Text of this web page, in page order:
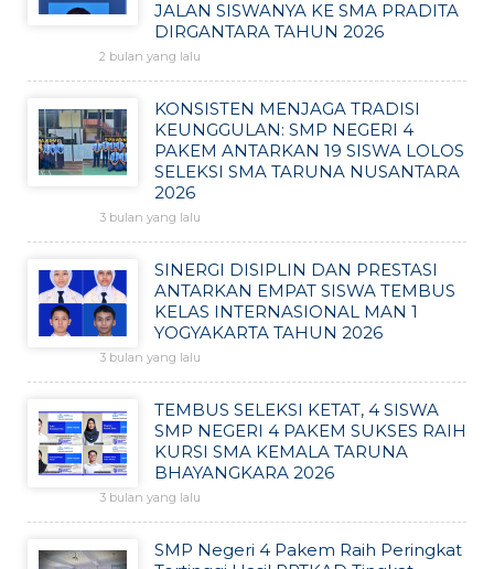
JALAN SISWANYA KE SMA PRADITA
DIRGANTARA TAHUN 2026
2 bulan yang lalu
KONSISTEN MENJAGA TRADISI
KEUNGGULAN: SMP NEGERI 4
PAKEM ANTARKAN 19 SISWA LOLOS
SELEKSI SMA TARUNA NUSANTARA
2026
3 bulan yang lalu
SINERGI DISIPLIN DAN PRESTASI
ANTARKAN EMPAT SISWA TEMBUS
KELAS INTERNASIONAL MAN 1
YOGYAKARTA TAHUN 2026
3 bulan yang lalu
TEMBUS SELEKSI KETAT, 4 SISWA
SMP NEGERI 4 PAKEM SUKSES RAIH
KURSI SMA KEMALA TARUNA
BHAYANGKARA 2026
3 bulan yang lalu
SMP Negeri 4 Pakem Raih Peringkat